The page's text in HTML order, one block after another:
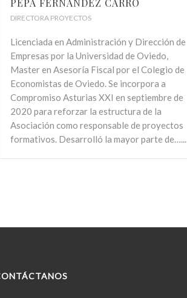
PEPA FERNÁNDEZ CARRO
DIRECTORA PROYECTOS
Licenciada en Administración y Dirección de
Empresas por la Universidad de Oviedo,
Master en Asesoría Fiscal por el Colegio de
Economistas de Oviedo. Se incorpora a
Compromiso Asturias XXI en septiembre de
2020 para reforzar la estructura de la
Asociación como responsable de proyectos
formativos. Desarrolló la mayor parte de…...